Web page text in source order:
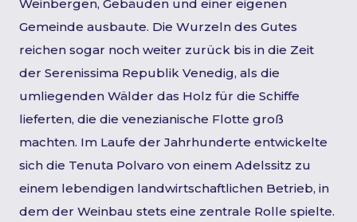
Weinbergen, Gebäuden und einer eigenen
Gemeinde ausbaute. Die Wurzeln des Gutes
reichen sogar noch weiter zurück bis in die Zeit
der Serenissima Republik Venedig, als die
umliegenden Wälder das Holz für die Schiffe
lieferten, die die venezianische Flotte groß
machten. Im Laufe der Jahrhunderte entwickelte
sich die Tenuta Polvaro von einem Adelssitz zu
einem lebendigen landwirtschaftlichen Betrieb, in
dem der Weinbau stets eine zentrale Rolle spielte.